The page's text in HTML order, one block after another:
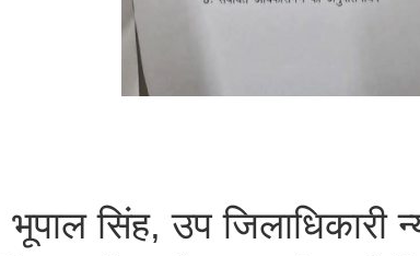
भूपाल सिंह, उप जिलाधिकारी